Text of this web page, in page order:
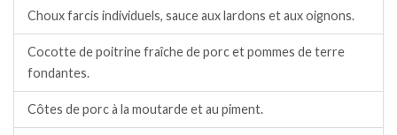
Choux farcis individuels, sauce aux lardons et aux oignons.
Cocotte de poitrine fraîche de porc et pommes de terre
fondantes.
Côtes de porc à la moutarde et au piment.